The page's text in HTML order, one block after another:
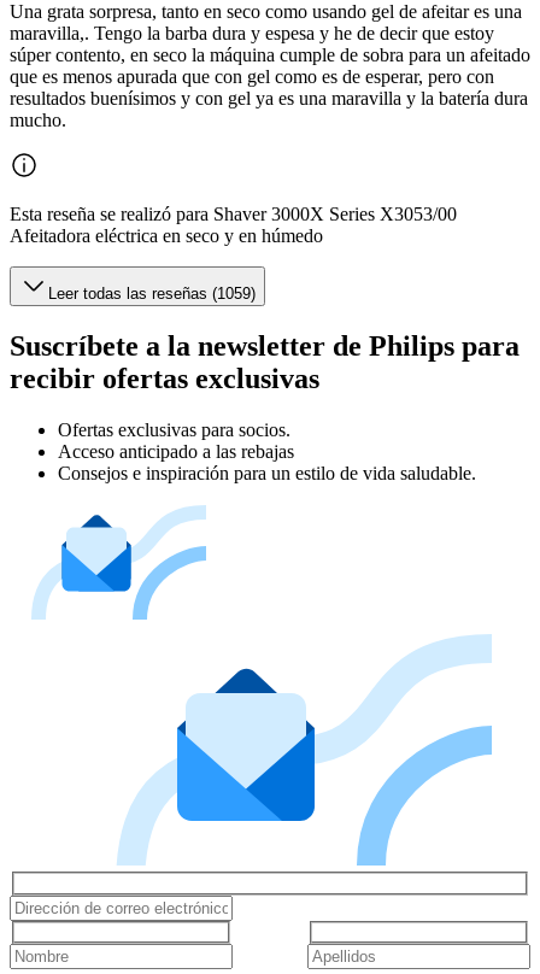
Una grata sorpresa, tanto en seco como usando gel de afeitar es una
maravilla,. Tengo la barba dura y espesa y he de decir que estoy
súper contento, en seco la máquina cumple de sobra para un afeitado
que es menos apurada que con gel como es de esperar, pero con
resultados buenísimos y con gel ya es una maravilla y la batería dura
mucho.
Esta reseña se realizó para Shaver 3000X Series X3053/00
Afeitadora eléctrica en seco y en húmedo
Leer todas las reseñas (1059)
Suscríbete a la newsletter de Philips para
recibir ofertas exclusivas
Ofertas exclusivas para socios.
Acceso anticipado a las rebajas
Consejos e inspiración para un estilo de vida saludable.